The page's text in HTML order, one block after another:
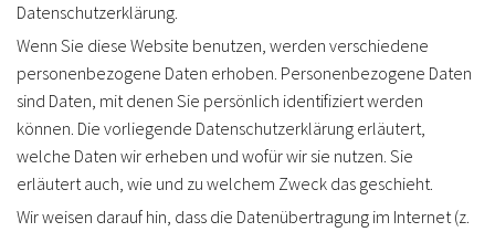
Datenschutzerklärung.
Wenn Sie diese Website benutzen, werden verschiedene
personenbezogene Daten erhoben. Personenbezogene Daten
sind Daten, mit denen Sie persönlich identifiziert werden
können. Die vorliegende Datenschutzerklärung erläutert,
welche Daten wir erheben und wofür wir sie nutzen. Sie
erläutert auch, wie und zu welchem Zweck das geschieht.
Wir weisen darauf hin, dass die Datenübertragung im Internet (z.